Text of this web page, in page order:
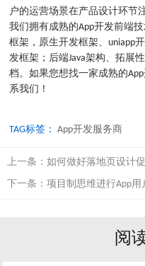
户的运营场景在产品设计环节
我们拥有成熟的App开发前端
框架，原生开发框架、uniapp
发框架；后端Java架构、拓展
档。如果您想找一家成熟的
系我们！
TAG标签： App开发服务商
上一条： 如何做好落地页设计
下一条： 项目制思维进行App
阅